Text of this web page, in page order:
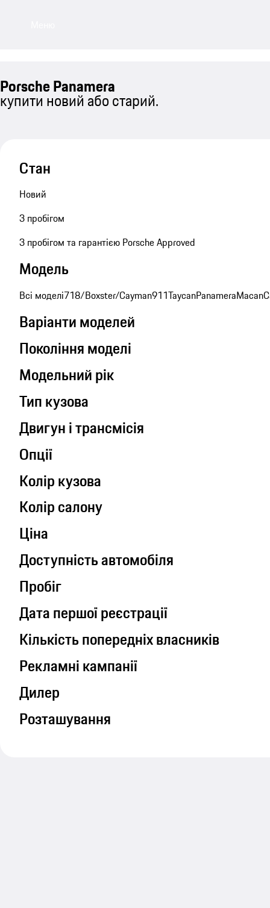
Porsche Panamera
купити новий або старий.
Стан
Новий
З пробігом
З пробігом та гарантією Porsche Approved
Модель
Всі моделі718/Boxster/Cayman911TaycanPanameraMacan
Варіанти моделей
Покоління моделі
Модельний рік
Тип кузова
Двигун і трансмісія
Опції
Колір кузова
Колір салону
Ціна
Доступність автомобіля
Пробіг
Дата першої реєстрації
Кількість попередніх власників
Рекламні кампанії
Дилер
Розташування